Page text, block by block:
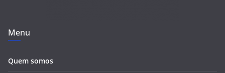
Menu
Quem somos